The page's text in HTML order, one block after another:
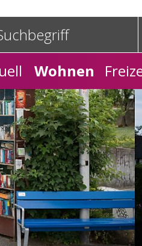
und
starten
Wohnen